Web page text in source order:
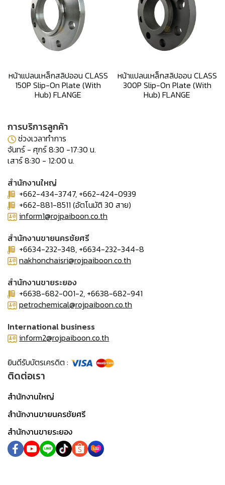
หน้าแปลนเหล็กสลิปออน CLASS
150P Slip-On Plate (With
Hub) FLANGE
หน้าแปลนเหล็กสลิปออน CLASS
300P Slip-On Plate (With
Hub) FLANGE
การบริการลูกค้า
ช่วงเวลาทำการ
จันทร์ - ศุกร์ 8:30 -17:30 น.
เสาร์ 8:30 - 12:00 น.
สำนักงานใหญ่
+662-434-3747, +662-424-0939
+662-881-8511 (อัตโนมัติ 30 สาย)
inform1@rojpaiboon.co.th
สำนักงานขายนครชัยศรี
+6634-232-348, +6634-232-344-8
nakhonchaisri@rojpaiboon.co.th
สำนักงานขายระยอง
+6638-682-001-2, +6638-682-941
petrochemical@rojpaiboon.co.th
International business
inform2@rojpaiboon.co.th
ยินดีรับบัตรเครดิต :
ติดต่อเรา
สำนักงานใหญ่
สำนักงานขายนครชัยศรี
สำนักงานขายระยอง